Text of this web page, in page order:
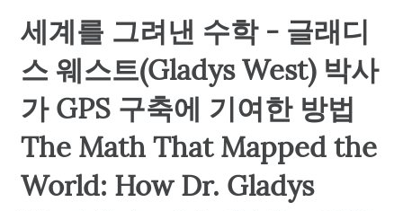
세계를 그려낸 수학 - 글래디
스 웨스트(Gladys West) 박사
가 GPS 구축에 기여한 방법
The Math That Mapped the
World: How Dr. Gladys